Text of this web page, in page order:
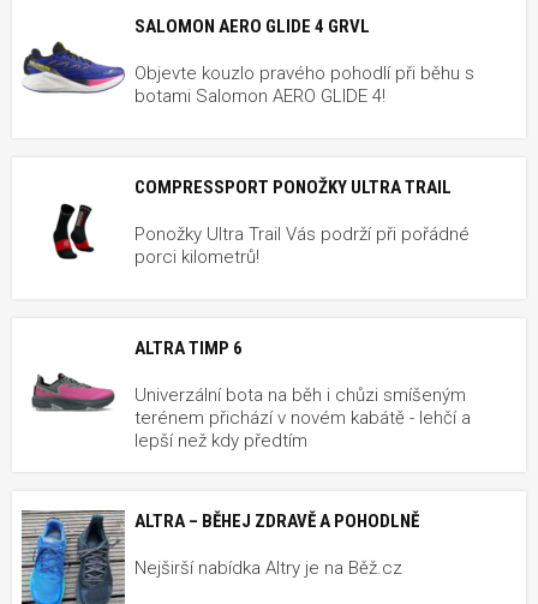
SALOMON AERO GLIDE 4 GRVL
Objevte kouzlo pravého pohodlí při běhu s
botami Salomon AERO GLIDE 4!
COMPRESSPORT PONOŽKY ULTRA TRAIL
Ponožky Ultra Trail Vás podrží při pořádné
porci kilometrů!
ALTRA TIMP 6
Univerzální bota na běh i chůzi smíšeným
terénem přichází v novém kabátě - lehčí a
lepší než kdy předtím
ALTRA – BĚHEJ ZDRAVĚ A POHODLNĚ
Nejširší nabídka Altry je na Běž.cz